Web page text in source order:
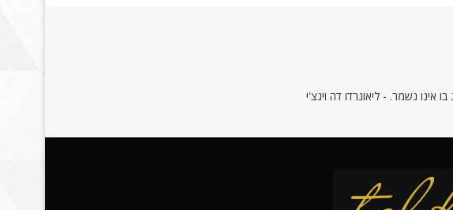
נשמר. - ליאונרדו דה וינצ'י